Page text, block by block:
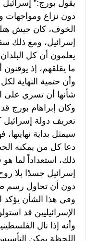
يقول بورج:”
دون نزاع
الخوف، كان جيش
إسرائيل، ومع ذلك
يعلمون أن كل
ما يقلقهم، إذ
وأن حتمية النهاية
شأنها أن تسري على
وكان إبراهام بورج
تعريف دولة إسرائيل
سيمثل بداية
دعا كل من يمكنه
ذلك، استعداداً لما
إسرائيل جسدًا بلا
دون أن تحاول رسم
وفي هذا الشأن يؤكد
الإسرائيليين قد
وأنه إذا نال
اللحظة يمكن